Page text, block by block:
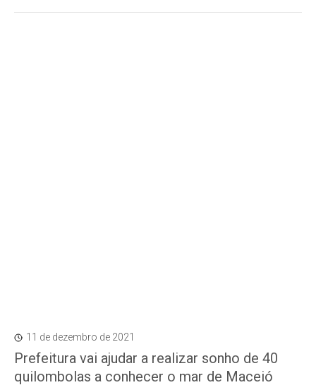
11 de dezembro de 2021
Prefeitura vai ajudar a realizar sonho de 40
quilombolas a conhecer o mar de Maceió